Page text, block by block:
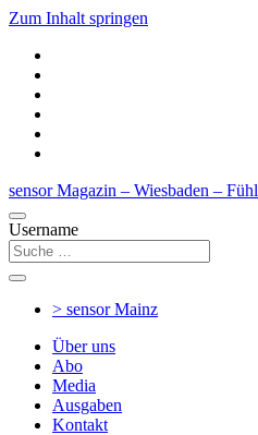
Zum Inhalt springen
sensor Magazin – Wiesbaden –
Username
> sensorMainz
Über uns
Abo
Media
Ausgaben
Kontakt